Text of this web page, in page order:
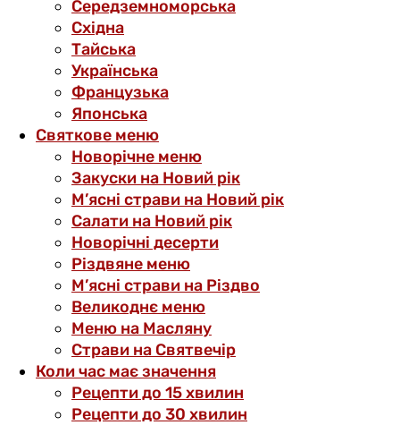
Середземноморська
Східна
Тайська
Українська
Французька
Японська
Святкове меню
Новорічне меню
Закуски на Новий рік
М’ясні страви на Новий рік
Салати на Новий рік
Новорічні десерти
Різдвяне меню
М’ясні страви на Різдво
Великоднє меню
Меню на Масляну
Страви на Святвечір
Коли час має значення
Рецепти до 15 хвилин
Рецепти до 30 хвилин